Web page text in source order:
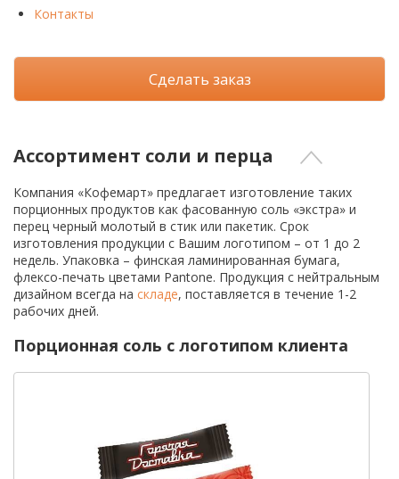
Контакты
Сделать заказ
Ассортимент соли и перца
Компания «Кофемарт» предлагает изготовление таких
порционных продуктов как фасованную соль «экстра» и
перец черный молотый в стик или пакетик. Срок
изготовления продукции с Вашим логотипом – от 1 до 2
недель. Упаковка – финская ламинированная бумага,
флексо-печать цветами Pantone. Продукция с нейтральным
дизайном всегда на складе, поставляется в течение 1-2
рабочих дней.
Порционная соль с логотипом клиента